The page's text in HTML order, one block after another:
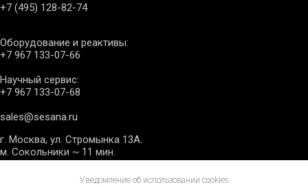
Уведомление об использовании cookies
+7 (495) 128-82-74
Оборудование и реактивы:
+7 967 133-07-66
Научный сервис:
+7 967 133-07-68
sales@sesana.ru
г. Москва, ул. Стромынка 13А.
м. Сокольники ~ 11 мин.